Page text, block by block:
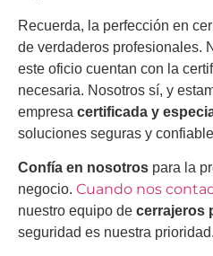
Recuerda, la perfección en
de verdaderos profesionales.
este oficio cuentan con la
necesaria. Nosotros sí, y
empresa certificada y
soluciones seguras y
Confía en nosotros para la
negocio. Cuando nos
nuestro equipo de cerrajeros
seguridad es nuestra prioridad.